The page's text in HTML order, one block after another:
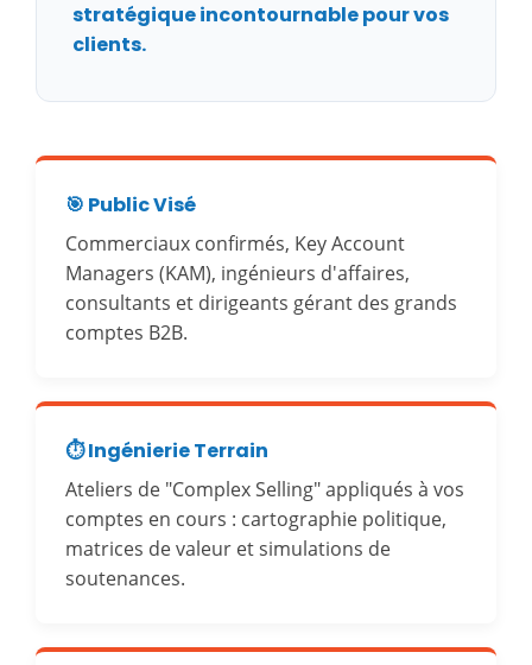
stratégique incontournable pour vos
clients.
🎯 Public Visé
Commerciaux confirmés, Key Account
Managers (KAM), ingénieurs d'affaires,
consultants et dirigeants gérant des grands
comptes B2B.
⏱️ Ingénierie Terrain
Ateliers de "Complex Selling" appliqués à vos
comptes en cours : cartographie politique,
matrices de valeur et simulations de
soutenances.